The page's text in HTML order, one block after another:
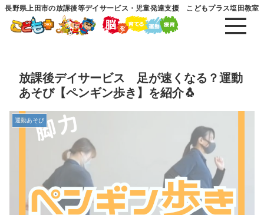
長野県上田市の放課後等デイサービス・児童発達支援 こどもプラス塩田教室
放課後デイサービス 足が速くなる？運動
あそび【ペンギン歩き】を紹介🐧
運動あそび